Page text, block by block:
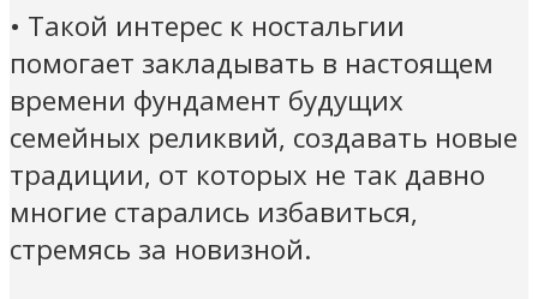
• Такой интерес к ностальгии
помогает закладывать в настоящем
времени фундамент будущих
семейных реликвий, создавать новые
традиции, от которых не так давно
многие старались избавиться,
стремясь за новизной.